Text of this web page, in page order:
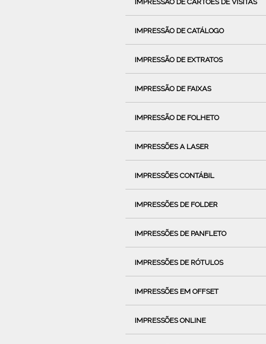
IMPRESSÃO DE CATÁLOGO
IMPRESSÃO DE EXTRATOS
IMPRESSÃO DE FAIXAS
IMPRESSÃO DE FOLHETO
IMPRESSÕES A LASER
IMPRESSÕES CONTÁBIL
IMPRESSÕES DE FOLDER
IMPRESSÕES DE PANFLETO
IMPRESSÕES DE RÓTULOS
IMPRESSÕES EM OFFSET
IMPRESSÕES ONLINE